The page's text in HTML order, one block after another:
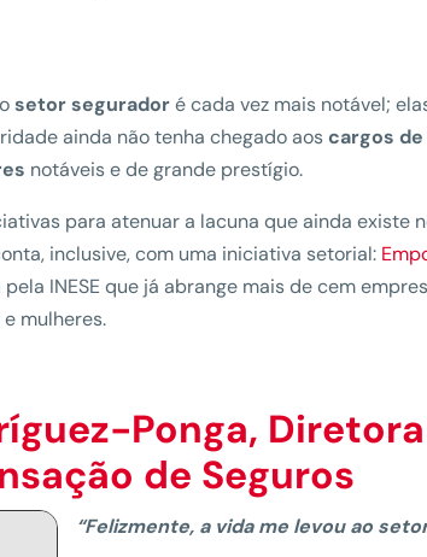
setor seguradoré cada vez mais notável;
ainda não tenha chegado aoscargos
notáveis e de grande prestígio.
para atenuar a lacuna que ainda existe
inclusive, com uma iniciativa setorial:
INESE que já abrange mais de cem
mulheres.
Ponga,
de Seguros
“Felizmente, a vida me levou ao